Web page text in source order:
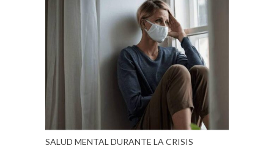
SALUD MENTAL DURANTE LA CRISIS